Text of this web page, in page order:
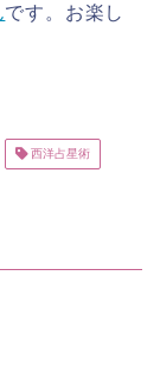
です。お楽し
西洋占星術